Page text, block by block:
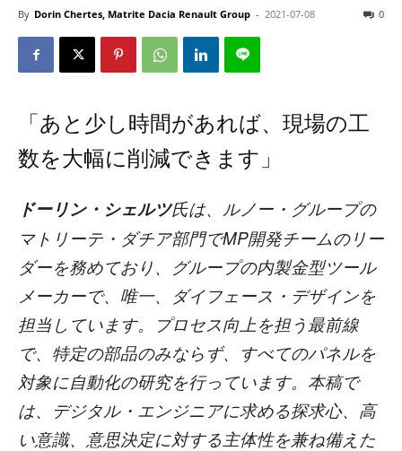
By Dorin Chertes, Matrite Dacia Renault Group - 2021-07-08 0
「あと少し時間があれば、現場の工
数を大幅に削減できます」
ドーリン・シェルツ氏は、ルノー・グループの
マトリーテ・ダチア部門でMP開発チームのリー
ダーを務めており、グループの内製金型ツール
メーカーで、唯一、ダイフェース・デザインを
担当しています。プロセス向上を担う最前線
で、特定の部品のみならず、すべてのパネルを
対象に自動化の研究を行っています。本稿で
は、デジタル・エンジニアに求める探求心、高
い意識、意思決定に対する主体性を兼ね備えた